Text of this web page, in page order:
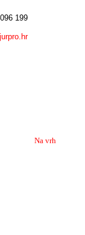
199
Na vrh